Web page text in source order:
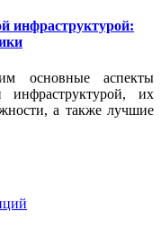
инфраструктурой:
основные аспекты
инфраструктурой, их
а также лучшие